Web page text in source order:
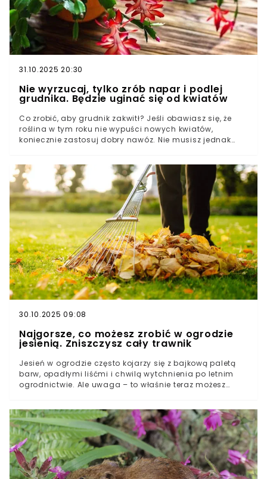
31.10.2025 20:30
Nie wyrzucaj, tylko zrób napar i podlej
grudnika. Będzie uginać się od kwiatów
Co zrobić, aby grudnik zakwitł? Jeśli obawiasz się, że
roślina w tym roku nie wypuści nowych kwiatów,
koniecznie zastosuj dobry nawóz. Nie musisz jednak
znajdziesz w swojej kuchni. Ten prosty sposób
zaskakuje skutecznością, a efekty mogą przejść twoje
oczekiwania. Wystarczy odrobina cierpliwości, by
grudnik odwdzięczył się lawiną kwiatów.
30.10.2025 09:08
Najgorsze, co możesz zrobić w ogrodzie
jesienią. Zniszczysz cały trawnik
Jesień w ogrodzie często kojarzy się z bajkową paletą
barw, opadłymi liśćmi i chwilą wytchnienia po letnim
ogrodnictwie. Ale uwaga – to właśnie teraz możesz
„skrót” w pielęgnacji będzie kosztował cię efekty, które
będą widoczne dopiero wtedy, gdy już będzie za późno.
Podzielę się więc tym, co powstrzymać — zanim
murawa pod twoimi stopami zacznie odmawiać
współpracy.